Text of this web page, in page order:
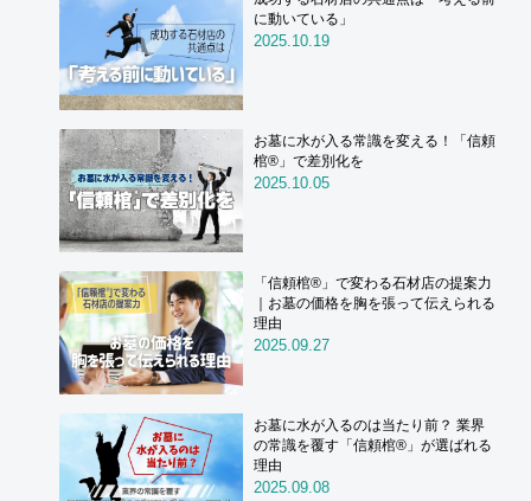
に動いている」
2025.10.19
お墓に水が入る常識を変える！「信頼
棺®」で差別化を
2025.10.05
「信頼棺®」で変わる石材店の提案力
｜お墓の価格を胸を張って伝えられる
理由
2025.09.27
お墓に水が入るのは当たり前？ 業界
の常識を覆す「信頼棺®」が選ばれる
理由
2025.09.08